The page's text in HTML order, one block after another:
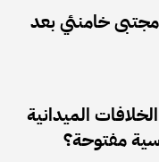
مجتبى خامنئي بعد
الميدانية
مفتوحة؟